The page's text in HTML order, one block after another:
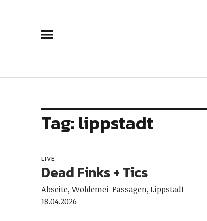
Tag: lippstadt
LIVE
Dead Finks + Tics
Abseite, Woldemei-Passagen, Lippstadt
18.04.2026